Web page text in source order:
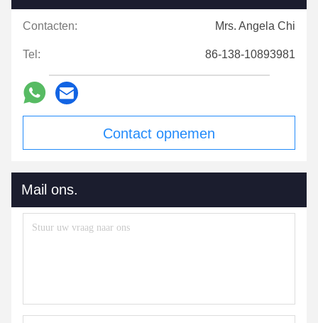
Contacten: Mrs. Angela Chi
Tel: 86-138-10893981
Contact opnemen
Mail ons.